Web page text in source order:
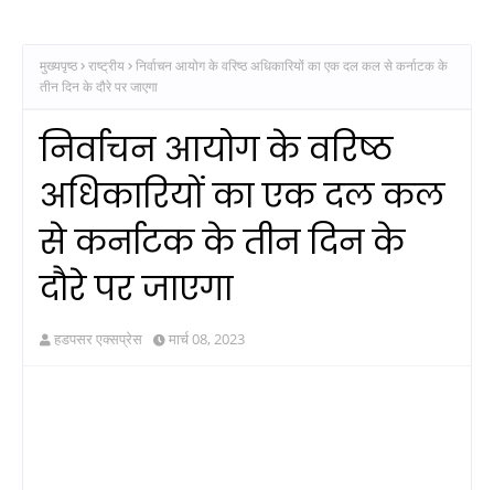
मुख्यपृष्ठ राष्ट्रीय निर्वाचन आयोग के वरिष्ठ अधिकारियों का एक दल कल से कर्नाटक के
तीन दिन के दौरे पर जाएगा
निर्वाचन आयोग के वरिष्ठ
अधिकारियों का एक दल कल
से कर्नाटक के तीन दिन के
दौरे पर जाएगा
हडपसर एक्सप्रेस मार्च 08, 2023